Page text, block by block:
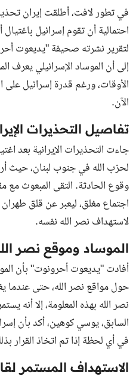
في تطور لافت، أطلقت إيران
احتمالية أن تقوم إسرائيل
لتقرير نشرته صحيفة "يديعوت
إلى أن الموساد الإسرائيلي يعرف
الأوقات، ورغم قدرة إسرائيل
الآن.
تفاصيل التحذيرات
جاءت التحذيرات الإيرانية بعد
لحزب الله في جنوب لبنان، حيث
وقوع الحادثة. التقى المبعوث
اجتماع مغلق، ليعبر عن قلق
لاستهداف نصر الله نفسه.
الموساد وموقع نصر
أفادت "يديعوت أحرونوت" بأن
حول مواقع نصر الله، حتى عندما
نصر الله بهذه المعلومة، إلا أنه
السابق، يوسي كوهين، أكد بأن
في أي لحظة إذا تم اتخاذ القرار
الاستهداف المستمر